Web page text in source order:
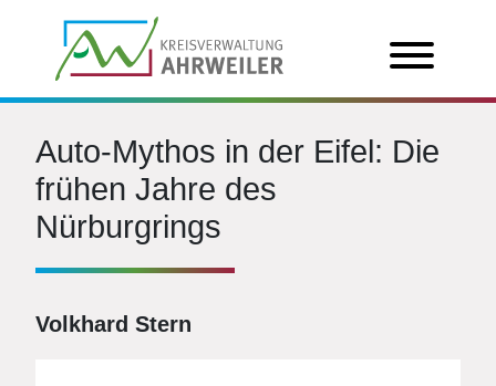
Auto-Mythos in der Eifel: Die
frühen Jahre des
Nürburgrings
Volkhard Stern